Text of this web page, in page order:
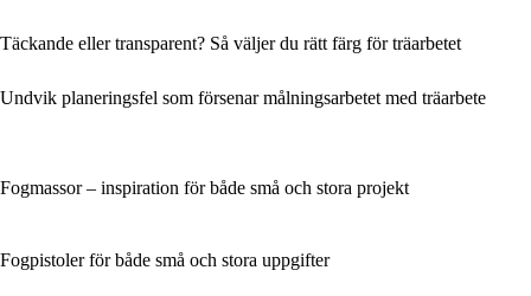
Täckande eller transparent? Så väljer du rätt färg för träarbetet
Undvik planeringsfel som försenar målningsarbetet med träarbete
Fogmassor – inspiration för både små och stora projekt
Fogpistoler för både små och stora uppgifter